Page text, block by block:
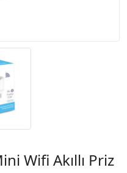
Wifi Akıllı Priz